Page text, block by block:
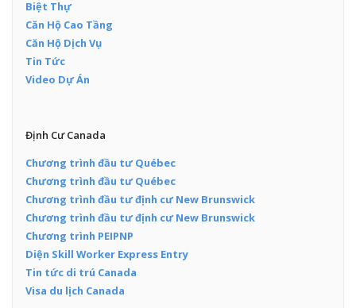
Biệt Thự
Căn Hộ Cao Tầng
Căn Hộ Dịch Vụ
Tin Tức
Video Dự Án
Định Cư Canada
Chương trình đầu tư Québec
Chương trình đầu tư Québec
Chương trình đầu tư định cư New Brunswick
Chương trình đầu tư định cư New Brunswick
Chương trình PEIPNP
Diện Skill Worker Express Entry
Tin tức di trú Canada
Visa du lịch Canada